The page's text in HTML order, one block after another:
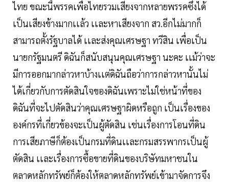
ไทย ขณะนี้พรรคเพื่อไทยรวมเสียงจากหลายพรรคซึ่งได้
เป็นเสียงข้างมากเเล้ว เเละหาเสียงจาก สว.อีกไม่มากก็
สามารถตั้งรัฐบาลได้ เเละส่งคุณเศรษฐา ทวีสิน เพื่อเป็น
นายกรัฐมนตรี ดิฉันก็สนับสนุนคุณเศรษฐา นะคะ เเม้ว่าจะ
มีการออกมากล่าวหาบ้างเเต่ดิฉันถือว่าการกล่าวหานั้นไม่
ได้เกี่ยวกับการตัดสินใจของดิฉันเพราะไม่ใช่หน้าที่ของ
ดิฉันที่จะไปตัดสินว่าคุณเศรษฐาผิดหรือถูก เป็นเรื่องของ
องค์กรที่เกี่ยวข้องจะเป็นผู้ตัดสิน เช่นเรื่องการโอนที่ดิน
การเสียภาษีก็ต้องเป็นกรมที่ดินเเละกรมสรรพากรเป็นผู้
ตัดสิน เเละเรื่องการซื้อขายที่ดินของบริษัทมหาชนใน
ตลาดหลักทรัพย์ก็ต้องให้ตลาดหลักทรัพย์เข้ามาจัดการจึง